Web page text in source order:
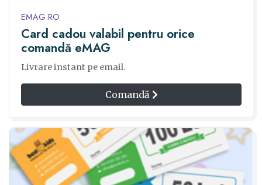
EMAG.RO
Card cadou valabil pentru orice
comandă eMAG
Livrare instant pe email.
Comandă